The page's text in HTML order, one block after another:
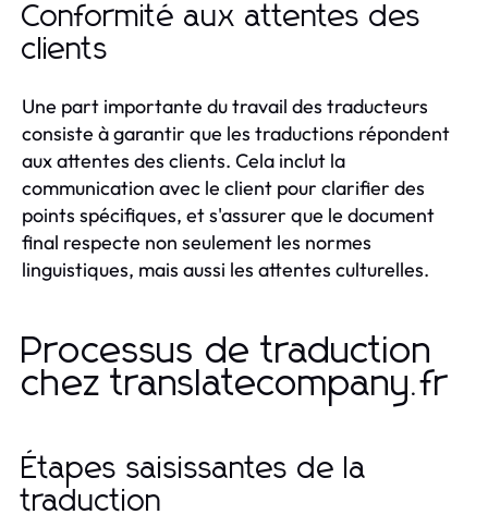
Conformité aux attentes des
clients
Une part importante du travail des traducteurs
consiste à garantir que les traductions répondent
aux attentes des clients. Cela inclut la
communication avec le client pour clarifier des
points spécifiques, et s'assurer que le document
final respecte non seulement les normes
linguistiques, mais aussi les attentes culturelles.
Processus de traduction
chez translatecompany.fr
Étapes saisissantes de la
traduction